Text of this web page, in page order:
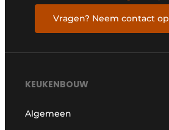
Vragen? Neem contact op
KEUKENBOUW
Algemeen